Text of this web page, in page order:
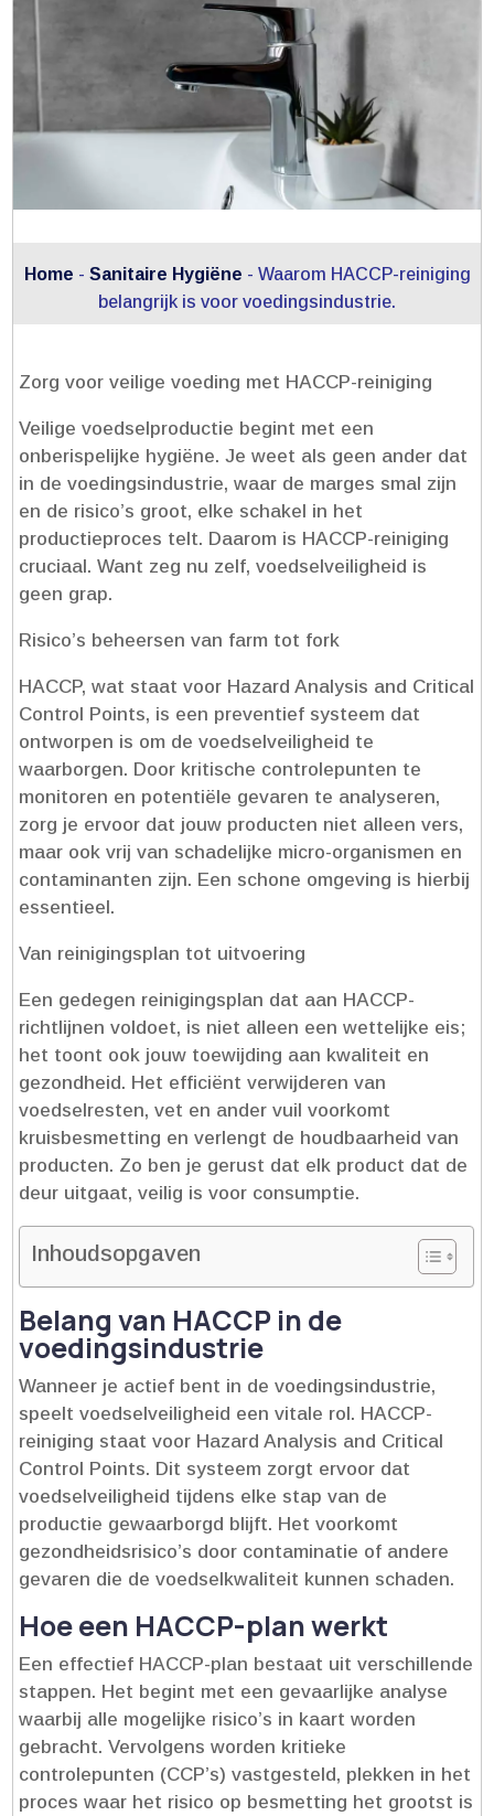
Home - Sanitaire Hygiëne - Waarom HACCP-reiniging
belangrijk is voor voedingsindustrie.​
Zorg voor veilige voeding met HACCP-reiniging
Veilige voedselproductie begint met een
onberispelijke hygiëne.​ Je weet als geen ander dat
in de voedingsindustrie, waar de marges smal zijn
en de risico’s groot, elke schakel in het
productieproces telt.​ Daarom is HACCP-reiniging
cruciaal.​ Want zeg nu zelf, voedselveiligheid is
geen grap.​
Risico’s beheersen van farm tot fork
HACCP, wat staat voor Hazard Analysis and Critical
Control Points, is een preventief systeem dat
ontworpen is om de voedselveiligheid te
waarborgen.​ Door kritische controlepunten te
monitoren en potentiële gevaren te analyseren,
zorg je ervoor dat jouw producten niet alleen vers,
maar ook vrij van schadelijke micro-organismen en
contaminanten zijn.​ Een schone omgeving is hierbij
essentieel.​
Van reinigingsplan tot uitvoering
Een gedegen reinigingsplan dat aan HACCP-
richtlijnen voldoet, is niet alleen een wettelijke eis;
het toont ook jouw toewijding aan kwaliteit en
gezondheid.​ Het efficiënt verwijderen van
voedselresten, vet en ander vuil voorkomt
kruisbesmetting en verlengt de houdbaarheid van
producten.​ Zo ben je gerust dat elk product dat de
deur uitgaat, veilig is voor consumptie.​
Inhoudsopgaven
Belang van HACCP in de
voedingsindustrie
Wanneer je actief bent in de voedingsindustrie,
speelt voedselveiligheid een vitale rol.​ HACCP-
reiniging staat voor Hazard Analysis and Critical
Control Points.​ Dit systeem zorgt ervoor dat
voedselveiligheid tijdens elke stap van de
productie gewaarborgd blijft.​ Het voorkomt
gezondheidsrisico’s door contaminatie of andere
gevaren die de voedselkwaliteit kunnen schaden.​
Hoe een HACCP-plan werkt
Een effectief HACCP-plan bestaat uit verschillende
stappen.​ Het begint met een gevaarlijke analyse
waarbij alle mogelijke risico’s in kaart worden
gebracht.​ Vervolgens worden kritieke
controlepunten (CCP’s) vastgesteld, plekken in het
proces waar het risico op besmetting het grootst is